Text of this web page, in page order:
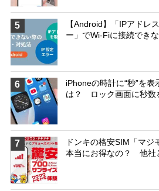
5
【Android】「IPアドレ
ー」でWi-Fiに接続でき
6
iPhoneの時計に“秒”を表
は？ ロック画面に秒数
7
ドンキの格安SIM「マ
本当にお得なの？ 他社